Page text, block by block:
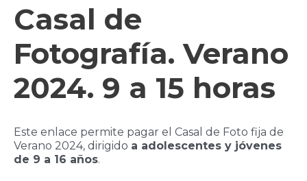
(2o
pago)
cantidad
Casal de
Fotografía. Verano
2024. 9 a 15 horas
Este enlace permite pagar el Casal de Foto fija de
Verano 2024, dirigido a adolescentes y jóvenes
de 9 a 16 años.